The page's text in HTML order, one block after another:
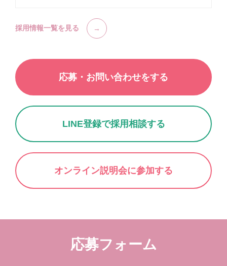
応募・お問い合わせをする
LINE登録で採用相談する
オンライン説明会に参加する
採用情報一覧を見る
応募フォーム